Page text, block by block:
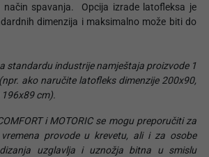
način spavanja. Opcija izrade latofleksa je
dimenzija i maksimalno može biti do
standardu industrije namještaja proizvode 1
ako naručite latofleks dimenzije 200x90,
cm).
i MOTORIC se mogu preporučiti za
provode u krevetu, ali i za osobe
uzglavlja i uznožja bitna u smislu